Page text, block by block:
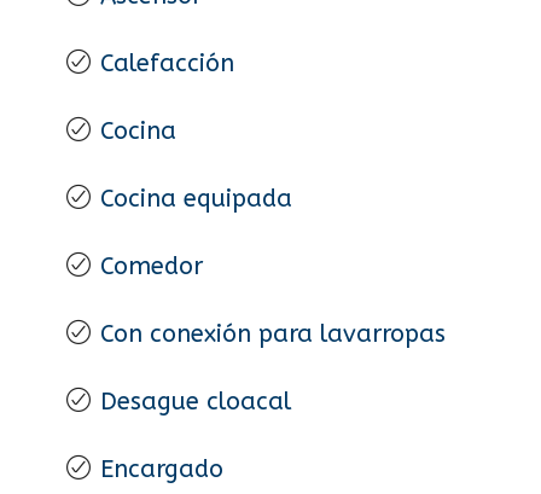
Calefacción
Cocina
Cocina equipada
Comedor
Con conexión para lavarropas
Desague cloacal
Encargado